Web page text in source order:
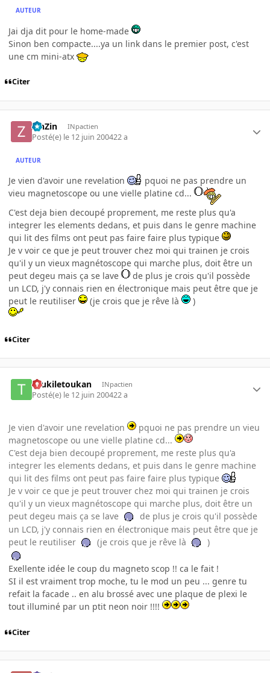
AUTEUR
Jai dja dit pour le home-made
Sinon ben compacte....ya un link dans le premier post, c'est
une cm mini-atx
Citer
ZinZin INpactien
Posté(e) le 12 juin 200422 a
AUTEUR
Je vien d'avoir une revelation
pquoi ne pas prendre un
vieu magnetoscope ou une vielle platine cd...
C'est deja bien decoupé proprement, me reste plus qu'a
integrer les elements dedans, et puis dans le genre machine
qui lit des films ont peut pas faire faire plus typique
Je v voir ce que je peut trouver chez moi qui trainen je crois
qu'il y un vieux magnétoscope qui marche plus, doit être un
peut degeu mais ça se lave
de plus je crois qu'il possède
un LCD, j'y connais rien en électronique mais peut être que je
peut le reutiliser
(je crois que je rêve là )
Citer
toukiletoukan INpactien
Posté(e) le 12 juin 200422 a
Je vien d'avoir une revelation
pquoi ne pas prendre un vieu
magnetoscope ou une vielle platine cd...
C'est deja bien decoupé proprement, me reste plus qu'a
integrer les elements dedans, et puis dans le genre machine
qui lit des films ont peut pas faire faire plus typique
Je v voir ce que je peut trouver chez moi qui trainen je crois
qu'il y un vieux magnétoscope qui marche plus, doit être un
peut degeu mais ça se lave
de plus je crois qu'il possède
un LCD, j'y connais rien en électronique mais peut être que je
peut le reutiliser
(je crois que je rêve là )
Exellente idée le coup du magneto scop !! ca le fait !
SI il est vraiment trop moche, tu le mod un peu ... genre tu
refait la facade .. en alu brossé avec une plaque de plexi le
tout illuminé par un ptit neon noir !!!!
Citer